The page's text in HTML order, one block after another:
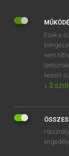
Ezek a
nem
kezelő
↓ 3